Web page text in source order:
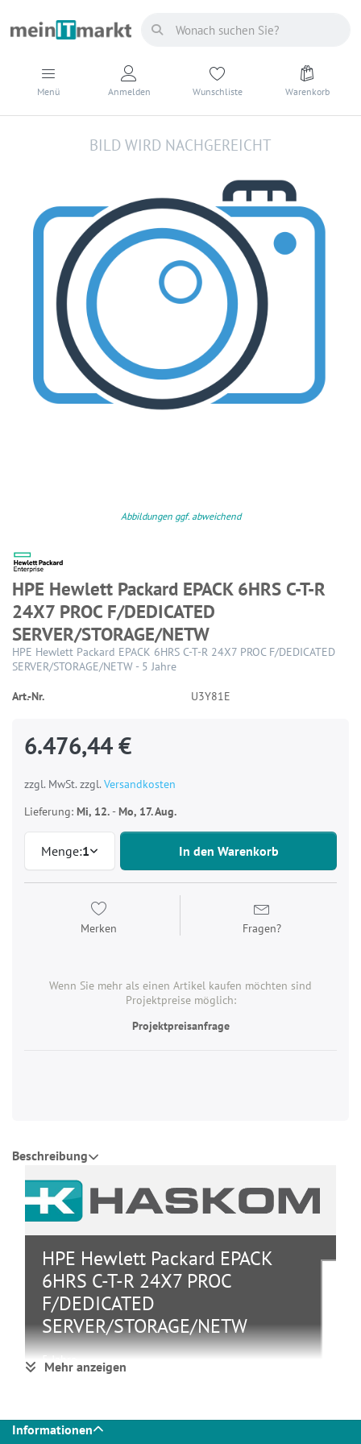
Menü Anmelden Wunschliste Warenkorb
Abbildungen ggf. abweichend
HPE Hewlett Packard EPACK 6HRS C-T-R
24X7 PROC F/DEDICATED
SERVER/STORAGE/NETW
HPE Hewlett Packard EPACK 6HRS C-T-R 24X7 PROC F/DEDICATED
SERVER/STORAGE/NETW - 5 Jahre
Art.-Nr. U3Y81E
6.476,44 €
zzgl. MwSt. zzgl. Versandkosten
Lieferung: Mi, 12.-Mo, 17. Aug.
Menge:1 In den Warenkorb
Merken Fragen?
Wenn Sie mehr als einen Artikel kaufen möchten sind
Projektpreise möglich:
Projektpreisanfrage
Beschreibung
HPE Hewlett Packard EPACK
6HRS C-T-R 24X7 PROC
F/DEDICATED
SERVER/STORAGE/NETW
5 Jahre
Mehr anzeigen
Informationen